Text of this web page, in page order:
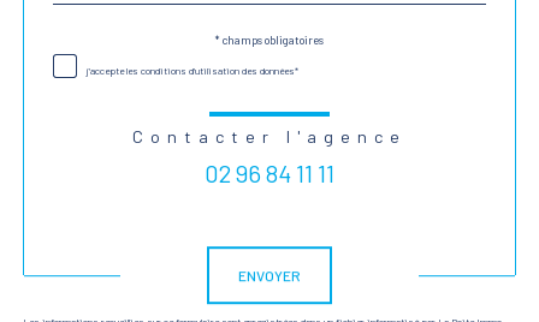
* champs obligatoires
j'accepte les conditions d'utilisation des données*
Contacter l'agence
02 96 84 11 11
ENVOYER